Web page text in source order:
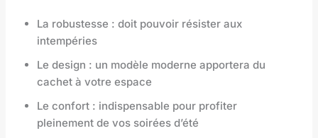
La robustesse : doit pouvoir résister aux
intempéries
Le design : un modèle moderne apportera du
cachet à votre espace
Le confort : indispensable pour profiter
pleinement de vos soirées d’été